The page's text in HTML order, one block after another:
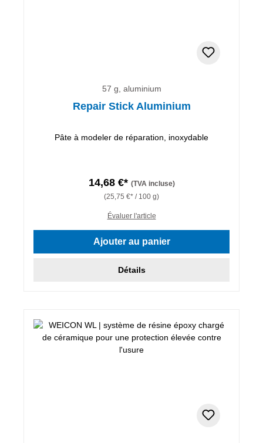
57 g, aluminium
Repair Stick Aluminium
Pâte à modeler de réparation, inoxydable
14,68 €* (TVA incluse)
(25,75 €* / 100 g)
Évaluer l'article
Ajouter au panier
Détails